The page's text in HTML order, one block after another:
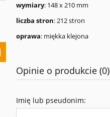
wymiary: 148 x 210 mm
liczba stron: 212 stron
oprawa: miękka klejona
Opinie o produkcie (0)
Imię lub pseudonim: